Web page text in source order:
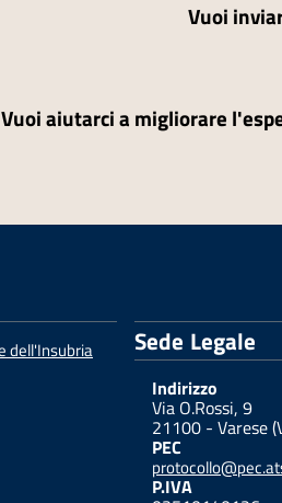
Vuoi
Vuoi aiutarci a migliorare
Sede Legale
Indirizzo
Via O.Rossi, 9
21100 - Varese
PEC
P.IVA